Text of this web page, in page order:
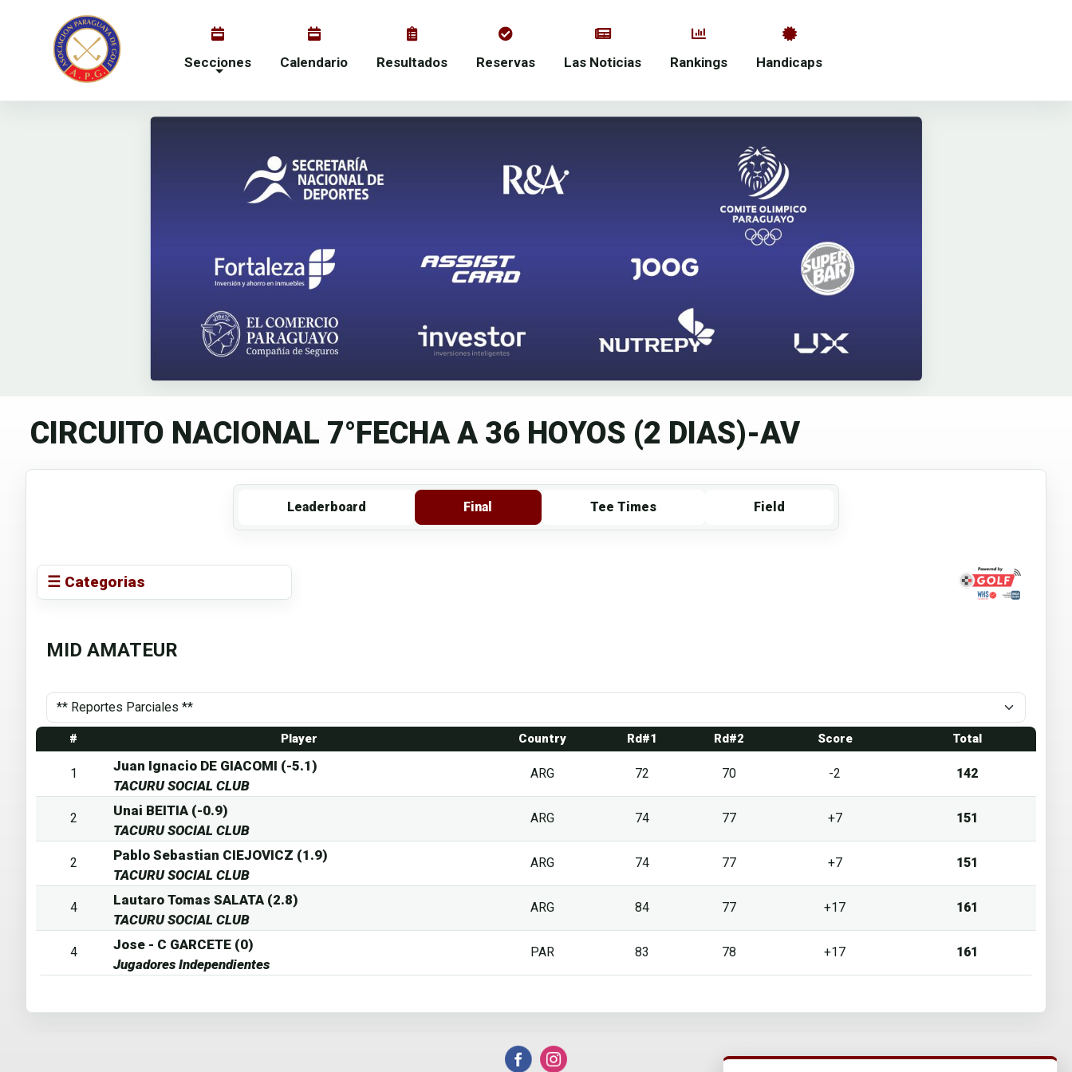
Secciones Calendario Resultados Reservas Las Noticias Rankings Handicaps
CIRCUITO NACIONAL 7°FECHA A 36 HOYOS (2 DIAS)-AV
Leaderboard Final Tee Times Field
☰ Categorias
MID AMATEUR
# Player Country Rd#1 Rd#2 Score Total
1
Juan Ignacio DE GIACOMI (-5.1)
TACURU SOCIAL CLUB
ARG 72 70 -2 142
2
Unai BEITIA (-0.9)
TACURU SOCIAL CLUB
ARG 74 77 +7 151
2
Pablo Sebastian CIEJOVICZ (1.9)
TACURU SOCIAL CLUB
ARG 74 77 +7 151
4
Lautaro Tomas SALATA (2.8)
TACURU SOCIAL CLUB
ARG 84 77 +17 161
4
Jose - C GARCETE (0)
Jugadores Independientes
PAR 83 78 +17 161